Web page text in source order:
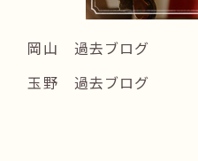
岡山 過去ブログ
玉野 過去ブログ